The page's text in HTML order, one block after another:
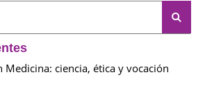
Medicina: ciencia, ética y vocación